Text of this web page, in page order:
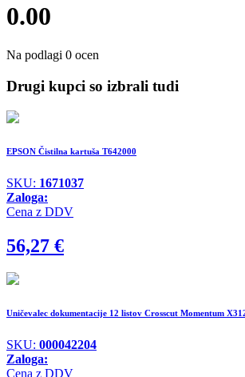
0.00
Na podlagi 0 ocen
Drugi kupci so izbrali tudi
EPSON Čistilna kartuša T642000
SKU: 1671037
Zaloga:
Cena z DDV
56,27 €
Uničevalec dokumentacije 12 listov Crosscut Momentum
SKU: 000042204
Zaloga:
Cena z DDV